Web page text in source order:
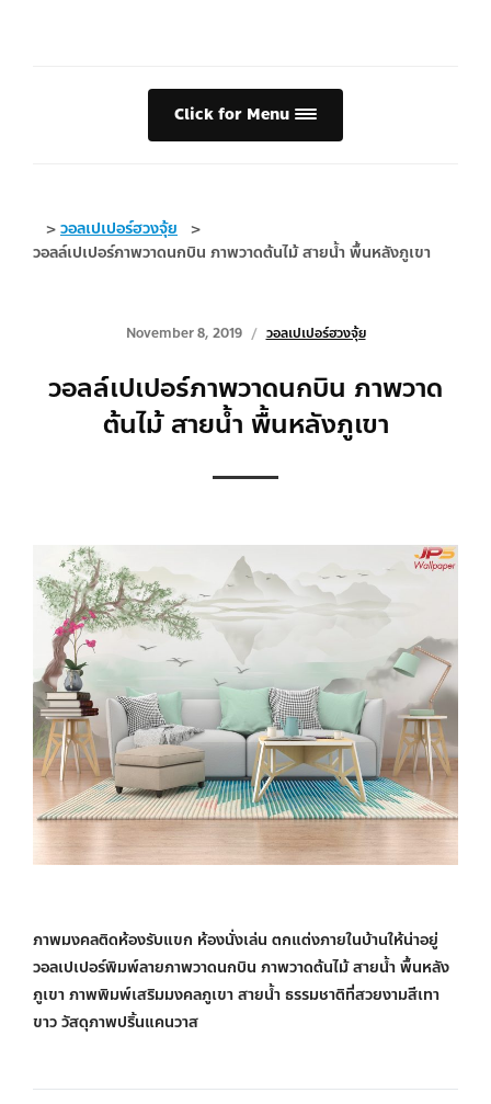
Click for Menu
>วอลเปเปอร์ฮวงจุ้ย
>
วอลล์เปเปอร์ภาพวาดนกบิน ภาพวาดต้นไม้ สายน้ำ พื้นหลังภูเขา
November 8, 2019 วอลเปเปอร์ฮวงจุ้ย
วอลล์เปเปอร์ภาพวาดนกบิน ภาพวาด
ต้นไม้ สายน้ำ พื้นหลังภูเขา
ภาพมงคลติดห้องรับแขก ห้องนั่งเล่น ตกแต่งภายในบ้านให้น่าอยู่
วอลเปเปอร์พิมพ์ลายภาพวาดนกบิน ภาพวาดต้นไม้ สายน้ำ พื้นหลัง
ภูเขา ภาพพิมพ์เสริมมงคลภูเขา สายน้ำ ธรรมชาติที่สวยงามสีเทา
ขาว วัสดุภาพปริ้นแคนวาส